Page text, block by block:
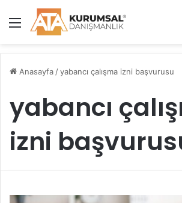
Menü
Anasayfa /yabancı çalışma izni başvurusu
yabancı
izni